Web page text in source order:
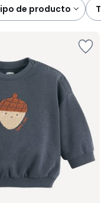
tipo de producto